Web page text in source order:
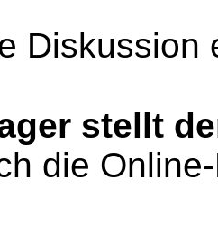
Diskussion
stellt
die